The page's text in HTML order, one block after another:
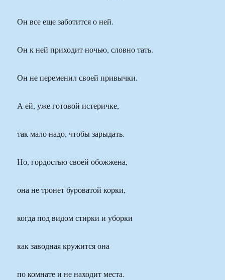
Он все еще заботится о ней.
Он к ней приходит ночью, словно тать.
Он не переменил своей привычки.
А ей, уже готовой истеричке,
так мало надо, чтобы зарыдать.
Но, гордостью своей обожжена,
она не тронет буроватой корки,
когда под видом стирки и уборки
как заводная кружится она
по комнате и не находит места.